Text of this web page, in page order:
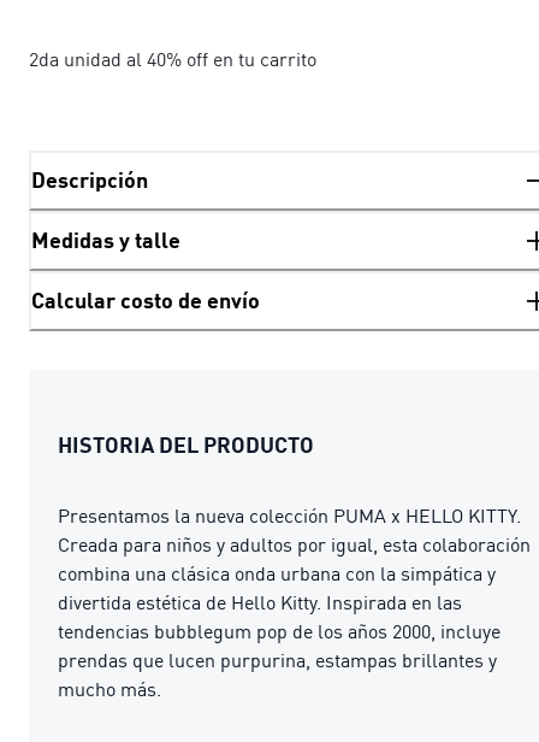
2da unidad al 40% off en tu carrito
Descripción
Medidas y talle
Calcular costo de envío
HISTORIA DEL PRODUCTO
Presentamos la nueva colección PUMA x HELLO KITTY.
Creada para niños y adultos por igual, esta colaboración
combina una clásica onda urbana con la simpática y
divertida estética de Hello Kitty. Inspirada en las
tendencias bubblegum pop de los años 2000, incluye
prendas que lucen purpurina, estampas brillantes y
mucho más.